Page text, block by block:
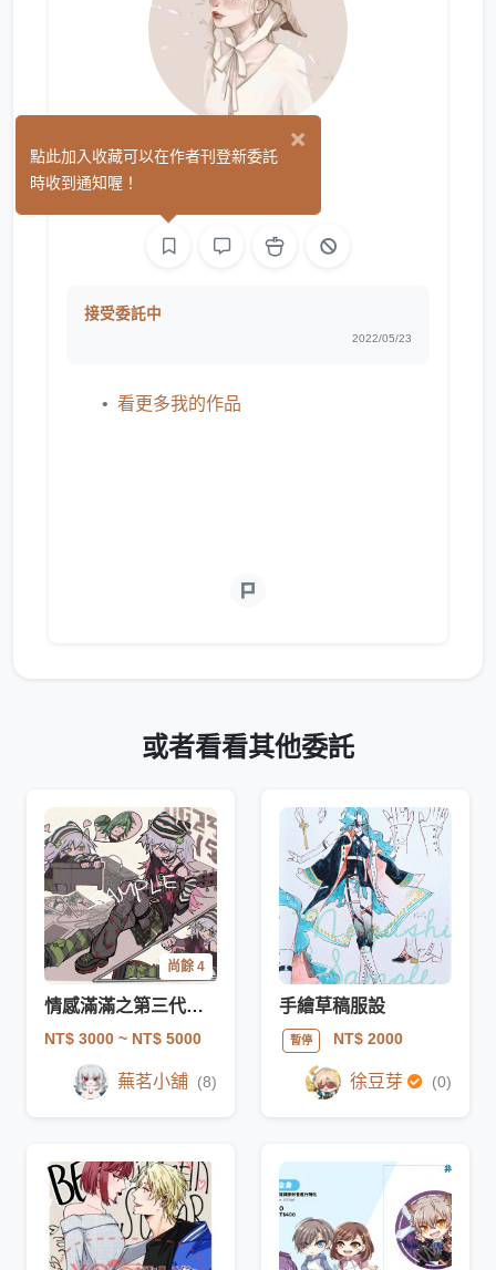
Chu (0)
接受委託中
2022/05/23
看更多我的作品
或者看看其他委託
尚餘 4
情感滿滿之第三代滿版塗鴨驚喜包
NT$ 3000 ~ NT$ 5000
蕪茗小舖 (8)
手繪草稿服設
暫停 NT$ 2000
徐豆芽 (0)
×
點此加入收藏可以在作者刊登新委託
時收到通知喔！